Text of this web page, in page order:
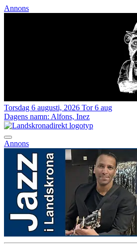
Annons
Torsdag 6 augusti, 2026 Tor 6 aug
Dagens namn: Alfons, Inez
Annons